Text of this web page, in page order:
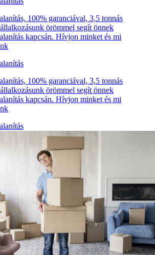
100% garanciával, 3,5 tonnás
örömmel segít önnek
kapcsán. Hívjon minket és mi
100% garanciával, 3,5 tonnás
örömmel segít önnek
kapcsán. Hívjon minket és mi